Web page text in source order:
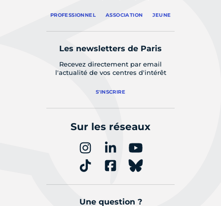
PROFESSIONNEL ASSOCIATION JEUNE
Les newsletters de Paris
Recevez directement par email
l'actualité de vos centres d'intérêt
S'INSCRIRE
Sur les réseaux
Une question ?